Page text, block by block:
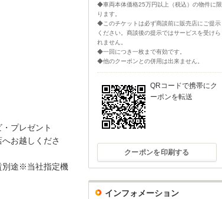
プレゼント
お越しくださ
途※当社指定機
◆車両本体価格25万円以上（税込）の物件に限
ります。
◆このチケットは必ず商談前に販売店にご提示
ください。商談後の提示ではサービスを受けら
れません。
◆一回につき一枚まで有効です。
◆他のクーポンとの併用は出来ません。
QRコードで携帯にク
ーポンを転送
クーポンを印刷する
インフォメーション